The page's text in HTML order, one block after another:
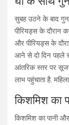
सुबह उठने के बाद
पीरियड्स के दौरान
और पीरियड्स के
आने से दो दिन पहले
आंतरिक स्तर पर
लाभ पहुंचाता है.
किशमिश का
किशमिश का पानी